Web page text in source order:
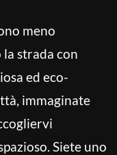
meno
strada con
ed eco-
immaginate
Siete uno